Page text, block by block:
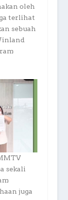
oleh
terlihat
sebuah
sekali
juga